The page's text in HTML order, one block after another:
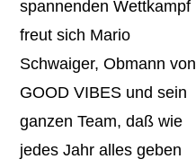
spannenden Wettkampf
freut sich Mario
Schwaiger, Obmann von
GOOD VIBES und sein
ganzen Team, daß wie
jedes Jahr alles geben